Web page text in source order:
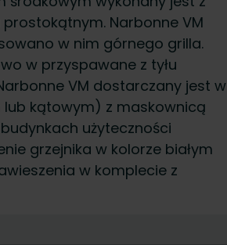
Narbonne VM
w nim górnego grilla.
w przyspawane z tyłu
VM dostarczany jest w
kątowym) z maskownicą
użyteczności
grzejnika w kolorze białym
w komplecie z